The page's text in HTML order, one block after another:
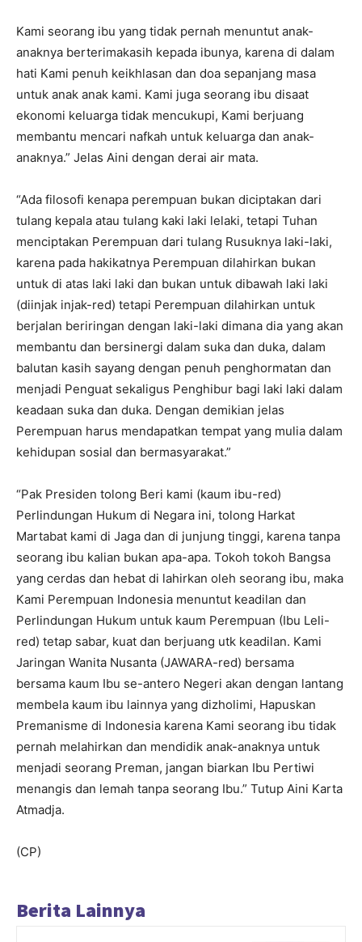
Kami seorang ibu yang tidak pernah menuntut anak-
anaknya berterimakasih kepada ibunya, karena di dalam
hati Kami penuh keikhlasan dan doa sepanjang masa
untuk anak anak kami. Kami juga seorang ibu disaat
ekonomi keluarga tidak mencukupi, Kami berjuang
membantu mencari nafkah untuk keluarga dan anak-
anaknya.” Jelas Aini dengan derai air mata.
“Ada filosofi kenapa perempuan bukan diciptakan dari
tulang kepala atau tulang kaki laki lelaki, tetapi Tuhan
menciptakan Perempuan dari tulang Rusuknya laki-laki,
karena pada hakikatnya Perempuan dilahirkan bukan
untuk di atas laki laki dan bukan untuk dibawah laki laki
(diinjak injak-red) tetapi Perempuan dilahirkan untuk
berjalan beriringan dengan laki-laki dimana dia yang akan
membantu dan bersinergi dalam suka dan duka, dalam
balutan kasih sayang dengan penuh penghormatan dan
menjadi Penguat sekaligus Penghibur bagi laki laki dalam
keadaan suka dan duka. Dengan demikian jelas
Perempuan harus mendapatkan tempat yang mulia dalam
kehidupan sosial dan bermasyarakat.”
“Pak Presiden tolong Beri kami (kaum ibu-red)
Perlindungan Hukum di Negara ini, tolong Harkat
Martabat kami di Jaga dan di junjung tinggi, karena tanpa
seorang ibu kalian bukan apa-apa. Tokoh tokoh Bangsa
yang cerdas dan hebat di lahirkan oleh seorang ibu, maka
Kami Perempuan Indonesia menuntut keadilan dan
Perlindungan Hukum untuk kaum Perempuan (Ibu Leli-
red) tetap sabar, kuat dan berjuang utk keadilan. Kami
Jaringan Wanita Nusanta (JAWARA-red) bersama
bersama kaum Ibu se-antero Negeri akan dengan lantang
membela kaum ibu lainnya yang dizholimi, Hapuskan
Premanisme di Indonesia karena Kami seorang ibu tidak
pernah melahirkan dan mendidik anak-anaknya untuk
menjadi seorang Preman, jangan biarkan Ibu Pertiwi
menangis dan lemah tanpa seorang Ibu.” Tutup Aini Karta
Atmadja.
(CP)
Berita Lainnya